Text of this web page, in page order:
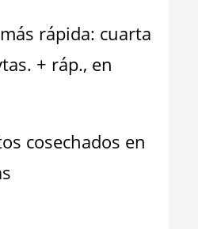
rápida: cuarta
+ ráp., en
cosechados en